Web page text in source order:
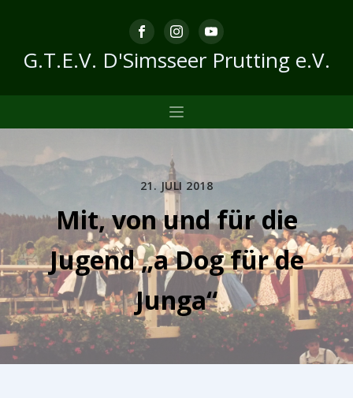
G.T.E.V. D'Simsseer Prutting e.V.
21. JULI 2018
Mit, von und für die
Jugend „a Dog für de
Junga“